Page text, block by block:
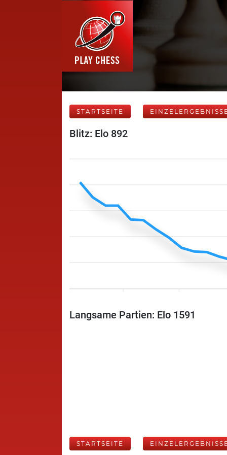
STARTSEITE
Blitz: Elo 892
Langsame Partien: Elo 1591
STARTSEITE